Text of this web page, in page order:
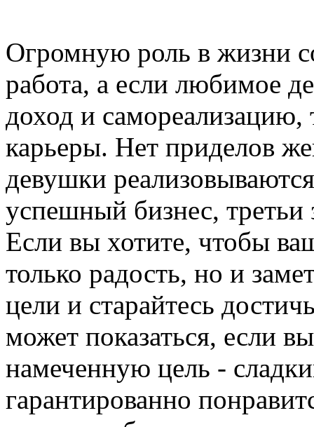
Огромную роль в жизни
работа, а если любимое
доход и самореализацию,
карьеры. Нет приделов
девушки
успешный бизнес,
Если вы хотите, чтобы
только радость, но и
цели и старайтесь
может показаться, если
намеченную цель -
гарантированно